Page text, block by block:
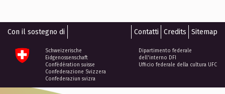
Con il sostegno di Contatti Credits Sitemap
Schweizerische
Eidgenossenschaft
Confédération suisse
Confederazione Svizzera
Confederaziun svizra
Dipartimento federale
dell'interno DFI
Ufficio federale della cultura UFC